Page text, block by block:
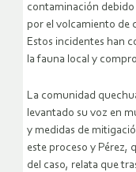
contaminación debido
por el volcamiento de
Estos incidentes han
la fauna local y
La comunidad
levantado su voz en
y medidas de
este proceso y Pérez,
del caso, relata que